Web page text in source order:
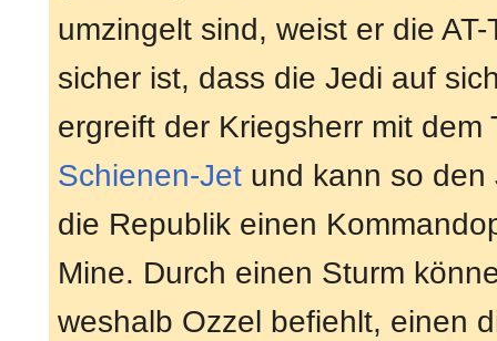
umzingelt sind, weist er die
sicher ist, dass die Jedi auf
ergreift der Kriegsherr mit
Schienen-Jet und kann so den
die Republik einen
Mine. Durch einen Sturm
weshalb Ozzel befiehlt, einen